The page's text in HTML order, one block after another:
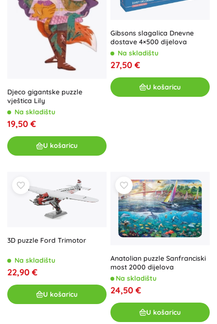
Djeco gigantske puzzle
vještica Lily
Na skladištu
19,50 €
U košaricu
Gibsons slagalica Dnevne
dostave 4×500 dijelova
Na skladištu
27,50 €
U košaricu
3D puzzle Ford Trimotor
Na skladištu
22,90 €
U košaricu
Anatolian puzzle Sanfranciski
most 2000 dijelova
Na skladištu
24,50 €
U košaricu